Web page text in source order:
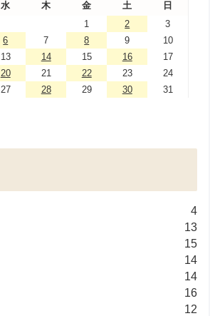
水 木 金 土
日
1
2
3
6 7 8 9
10
13 14 15 16
17
20 21 22 23
24
27 28 29 30 31
4
13
15
14
14
16
12